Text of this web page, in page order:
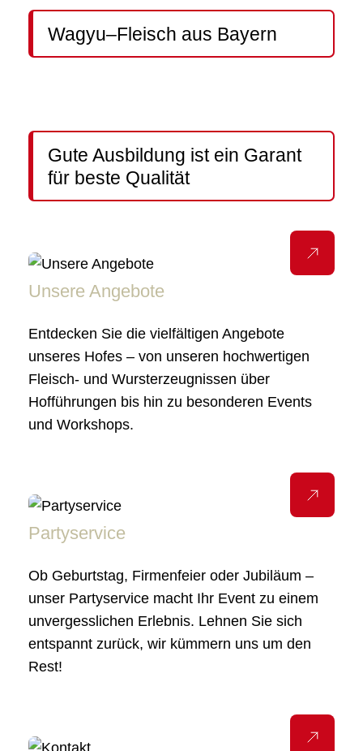
Wagyu–Fleisch aus Bayern
Gute Ausbildung ist ein Garant
für beste Qualität
Unsere Angebote
Entdecken Sie die vielfältigen Angebote
unseres Hofes – von unseren hochwertigen
Fleisch- und Wursterzeugnissen über
Hofführungen bis hin zu besonderen Events
und Workshops.
Partyservice
Ob Geburtstag, Firmenfeier oder Jubiläum –
unser Partyservice macht Ihr Event zu einem
unvergesslichen Erlebnis. Lehnen Sie sich
entspannt zurück, wir kümmern uns um den
Rest!